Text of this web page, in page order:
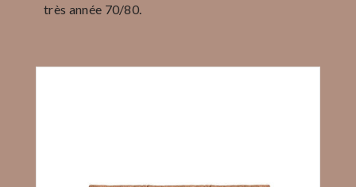
très année 70/80.